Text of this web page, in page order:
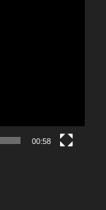
00:58